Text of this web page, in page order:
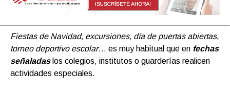
Fiestas de Navidad, excursiones, día de puertas abiertas,
torneo deportivo escolar… es muy habitual que en fechas
señaladaslos colegios, institutos o guarderías realicen
actividades especiales.